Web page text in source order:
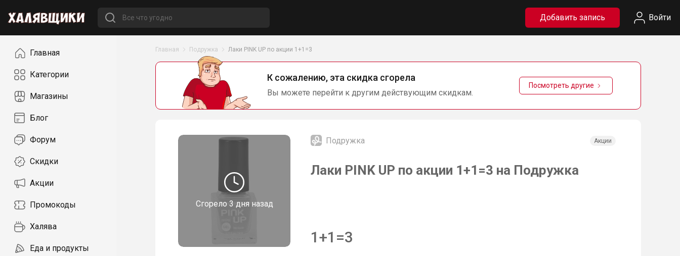
Добавить запись Войти
НавигацияГлавная
Категории
Магазины
Блог
Форум
Скидки
Акции
Промокоды
Халява
Еда и продукты
Главная Подружка Лаки PINK UP по акции 1+1=3
К сожалению, эта скидка сгорела
Вы можете перейти к другим действующим скидкам.
Посмотреть другие
Сгорело 3 дня назад
Подружка Акции
Лаки PINK UP по акции 1+1=3 на Подружка
1+1=3